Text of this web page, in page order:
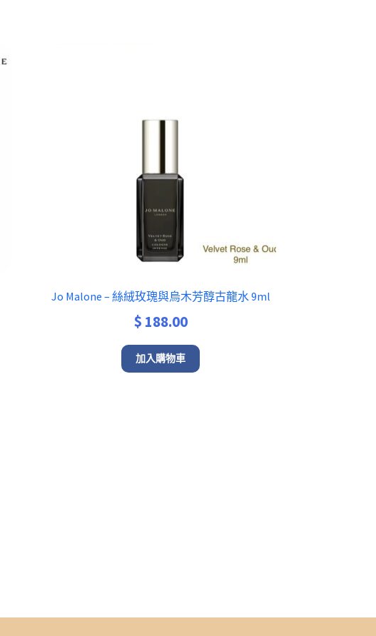
Jo Malone – 絲絨玫瑰與烏木芳醇古龍水 9ml
$ 188.00
加入購物車